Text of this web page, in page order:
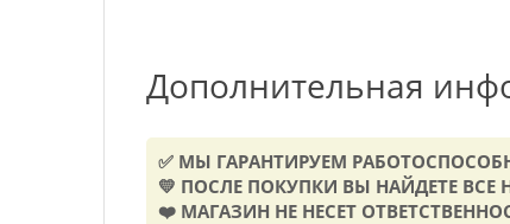
Дополнительная
✅ МЫ ГАРАНТИРУЕМ
💛 ПОСЛЕ ПОКУПКИ ВЫ НАЙДЕТЕ
❤️ МАГАЗИН НЕ НЕСЕТ